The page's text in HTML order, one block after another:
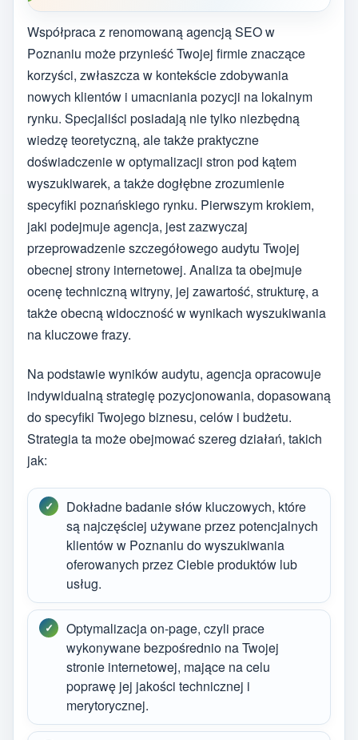
Współpraca z renomowaną agencją SEO w
Poznaniu może przynieść Twojej firmie znaczące
korzyści, zwłaszcza w kontekście zdobywania
nowych klientów i umacniania pozycji na lokalnym
rynku. Specjaliści posiadają nie tylko niezbędną
wiedzę teoretyczną, ale także praktyczne
doświadczenie w optymalizacji stron pod kątem
wyszukiwarek, a także dogłębne zrozumienie
specyfiki poznańskiego rynku. Pierwszym krokiem,
jaki podejmuje agencja, jest zazwyczaj
przeprowadzenie szczegółowego audytu Twojej
obecnej strony internetowej. Analiza ta obejmuje
ocenę techniczną witryny, jej zawartość, strukturę, a
także obecną widoczność w wynikach wyszukiwania
na kluczowe frazy.
Na podstawie wyników audytu, agencja opracowuje
indywidualną strategię pozycjonowania, dopasowaną
do specyfiki Twojego biznesu, celów i budżetu.
Strategia ta może obejmować szereg działań, takich
jak:
Dokładne badanie słów kluczowych, które
są najczęściej używane przez potencjalnych
klientów w Poznaniu do wyszukiwania
oferowanych przez Ciebie produktów lub
usług.
Optymalizacja on-page, czyli prace
wykonywane bezpośrednio na Twojej
stronie internetowej, mające na celu
poprawę jej jakości technicznej i
merytorycznej.